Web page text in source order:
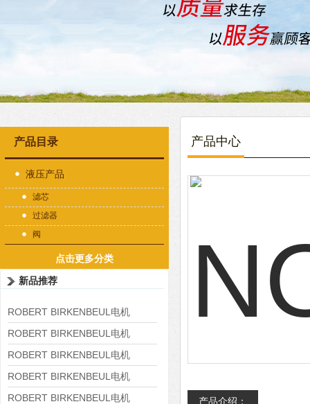
产品目录
液压产品
滤芯
过滤器
阀
点击更多分类
新品推荐
ROBERT BIRKENBEUL电机
8APE225M-4-IE3
ROBERT BIRKENBEUL电机
8APE180L-4 IE3
ROBERT BIRKENBEUL电机
8APE160M-6 IE3
ROBERT BIRKENBEUL电机
8APE160L-4-IE3
ROBERT BIRKENBEUL电机
产品中心
产品介绍：